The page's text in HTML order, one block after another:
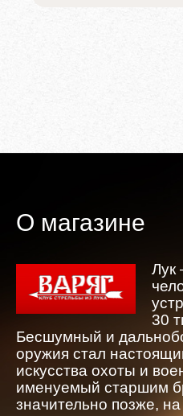
О магазине
Лук
30
Бесшумный и
оружия стал
искусства охоты и
именуемый старшим
значительно позже,